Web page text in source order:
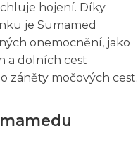
hojení. Díky
je Sumamed
onemocnění, jako
a dolních cest
záněty močových cest.